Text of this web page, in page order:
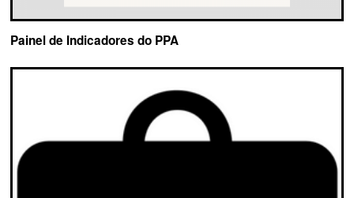
Painel de Indicadores do PPA